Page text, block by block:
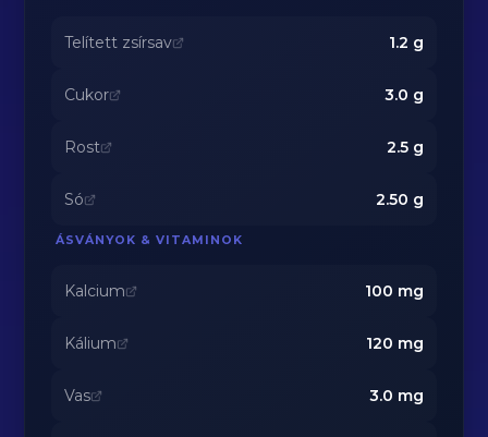
Telített zsírsav 1.2 g
Cukor 3.0 g
Rost 2.5g
Só 2.50 g
ÁSVÁNYOK & VITAMINOK
Kalcium 100 mg
Kálium 120 mg
Vas 3.0 mg